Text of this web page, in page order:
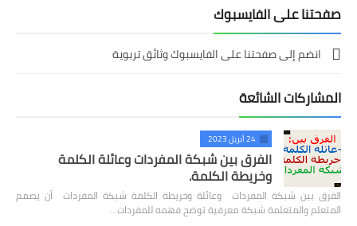
صفحتنا على الفايسبوك
انضم إلى صفحتنا على الفايسبوك وثائق تربوية
المشاركات الشائعة
24 أبريل 2023
الفرق بين شبكة المفردات وعائلة الكلمة
وخريطة الكلمة.
الفرق بين شبكة المفردات وعائلة وخريطة الكلمة شبكة المفردات أن يصمم
المتعلم والمتعلمة شبكة معرفية توضح فهمه للمفردات…